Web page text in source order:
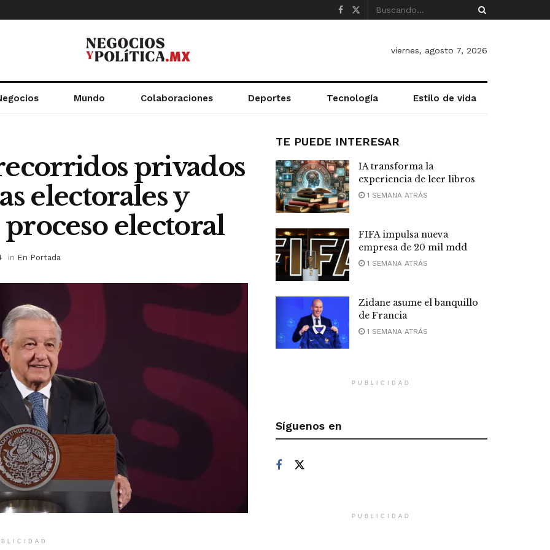
viernes, agosto 7, 2026
Mundo Colaboraciones Deportes Tecnología Estilo de vida
privados
electorales y
electoral
in En Portada
TE PUEDE INTERESAR
IA transforma la
experiencia de leer libros
1 SEMANA ATRÁS
FIFA impulsa nueva
empresa de 20 mil mdd
1 SEMANA ATRÁS
Zidane asume el banquillo
de Francia
1 SEMANA ATRÁS
PUBLICIDAD
Síguenos en
PUBLICIDAD